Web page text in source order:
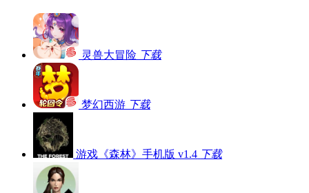
灵兽大冒险 下载
梦幻西游 下载
游戏《森林》手机版 v1.4 下载